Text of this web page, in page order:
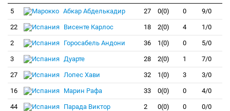
5
Абкар Абделькадир 27 0(0) 0 9/0
22 Висенте Карлос 18 2(0) 4 1/0
2 Горосабель Андони 36 1(0) 0 5/0
3 Дуарте 28 2(0) 1 7/0
27 Лопес Хави 32 1(0) 3 3/0
16 Марин Рафа 33 0(0) 0 4/0
44 Парада Виктор 2 0(0) 0 0/0